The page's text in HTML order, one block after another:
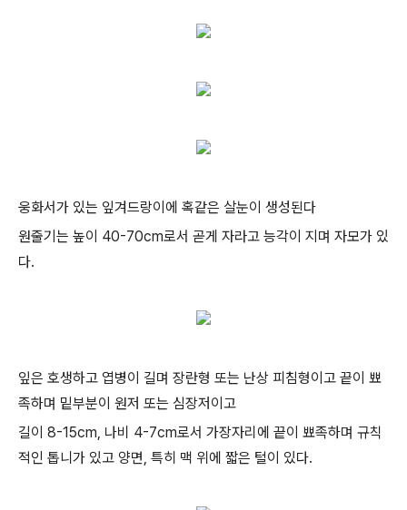
웅화서가 있는 잎겨드랑이에 혹같은 살눈이 생성된다
원줄기는 높이 40-70cm로서 곧게 자라고 능각이 지며 자모가 있
다.
잎은 호생하고 엽병이 길며 장란형 또는 난상 피침형이고 끝이 뾰
족하며 밑부분이 원저 또는 심장저이고
길이 8-15cm, 나비 4-7cm로서 가장자리에 끝이 뾰족하며 규칙
적인 톱니가 있고 양면, 특히 맥 위에 짧은 털이 있다.